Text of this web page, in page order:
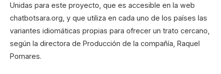
Unidas para este proyecto, que es accesible en la web
chatbotsara.org, y que utiliza en cada uno de los países las
variantes idiomáticas propias para ofrecer un trato cercano,
según la directora de Producción de la compañía, Raquel
Pomares.